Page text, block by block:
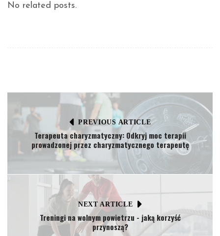
No related posts.
PREVIOUS ARTICLE
Terapeuta charyzmatyczny: Odkryj moc terapii
prowadzonej przez charyzmatycznego terapeutę
NEXT ARTICLE
Treningi na wolnym powietrzu - jaką korzyść
przynoszą?